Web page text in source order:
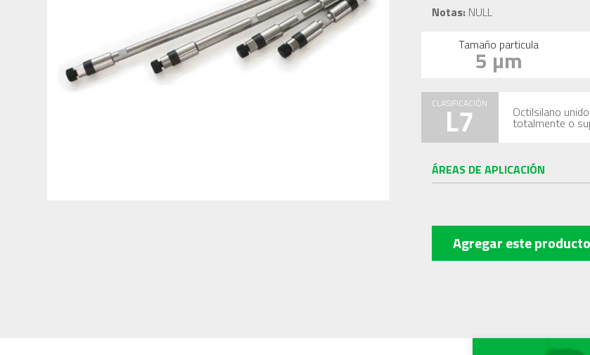
Notas:NULL
Tamaño particula
5 µm
CLASIFICACIÓN
L7 Octilsilano
totalmente o
ÁREAS DE APLICACIÓN
Agregar este producto